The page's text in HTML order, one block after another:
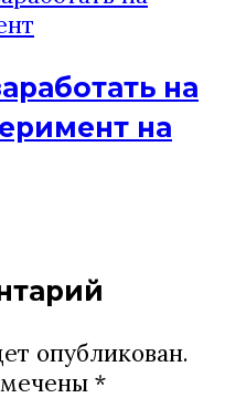
на
на
опубликован.
*